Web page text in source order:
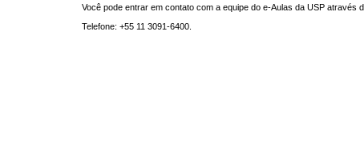
Você pode entrar em contato com a equipe do e-Aulas da USP através
Telefone: +55 11 3091-6400.